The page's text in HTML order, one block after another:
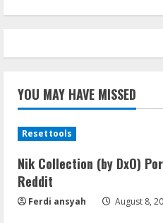
YOU MAY HAVE MISSED
Resettools
Nik Collection (by DxO)
Reddit
Ferdi ansyah August 8,